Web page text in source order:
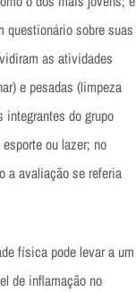
questionário sobre suas
as atividades
e pesadas (limpeza
integrantes do grupo
ou lazer; no
a avaliação se referia
física pode levar a um
de inflamação no